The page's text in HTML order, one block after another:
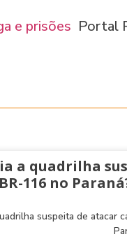
e prisões Portal
a quadrilha
116 no
suspeita de atacar